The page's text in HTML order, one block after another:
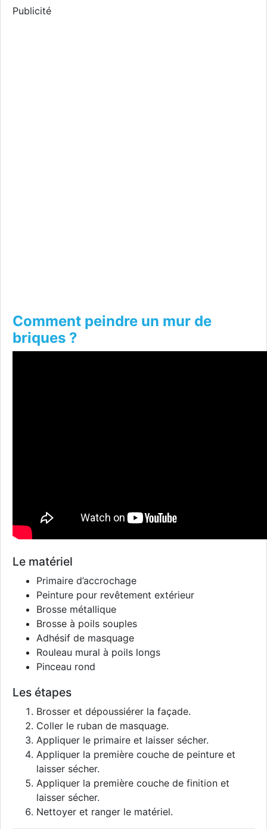
Publicité
Comment peindre un mur de
briques ?
Le matériel
Primaire d’accrochage
Peinture pour revêtement extérieur
Brosse métallique
Brosse à poils souples
Adhésif de masquage
Rouleau mural à poils longs
Pinceau rond
Les étapes
Brosser et dépoussiérer la façade.
Coller le ruban de masquage.
Appliquer le primaire et laisser sécher.
Appliquer la première couche de peinture et
laisser sécher.
Appliquer la première couche de finition et
laisser sécher.
Nettoyer et ranger le matériel.